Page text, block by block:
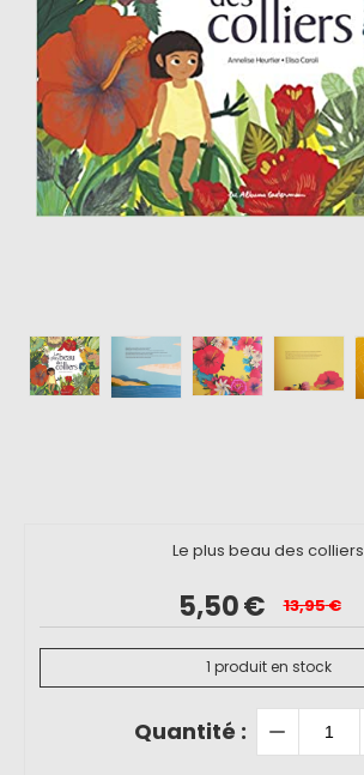
Le plus beau des colliers
5,50€ 13,95€
1 produit en stock
Quantité :